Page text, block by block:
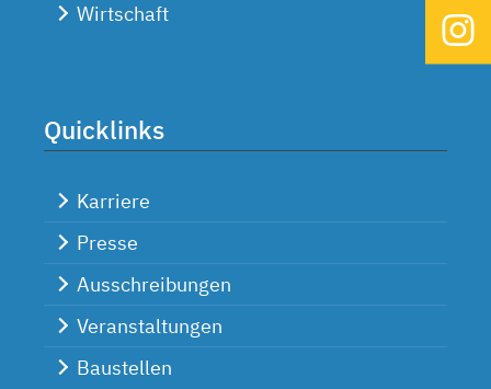
Wirtschaft
Quicklinks
Karriere
Presse
Ausschreibungen
Veranstaltungen
Baustellen